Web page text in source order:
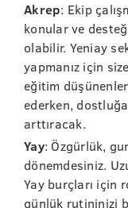
Akrep: Ekip
konular ve
olabilir. Yeniay
yapmanız için
eğitim
ederken,
arttıracak.
Yay: Özgürlük,
dönemdesiniz.
Yay burçları için
günlük rutininizi